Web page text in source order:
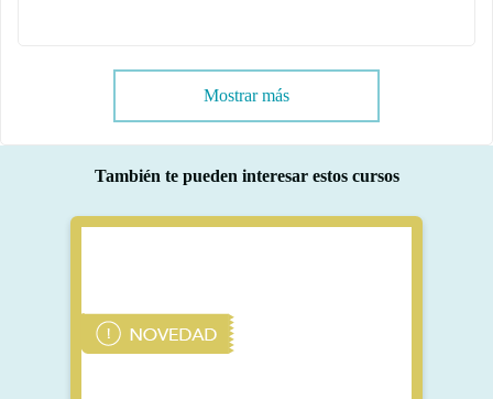
Mostrar más
También te pueden interesar estos cursos